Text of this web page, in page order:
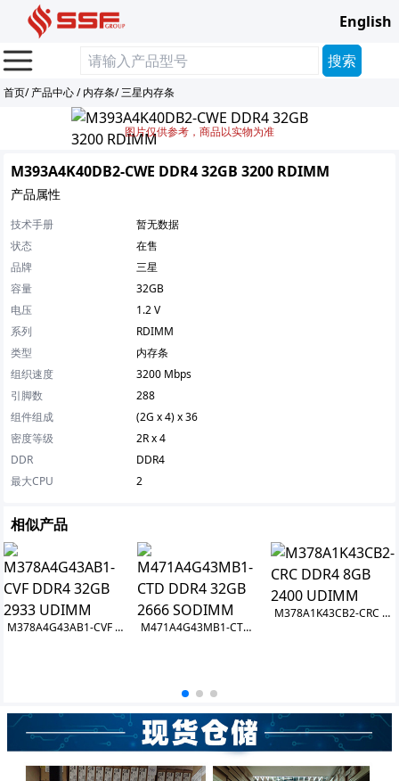
English
首页/产品中心/内存条/三星内存条
图片仅供参考，商品以实物为准
M393A4K40DB2-CWE DDR4 32GB 3200 RDIMM
产品属性
技术手册
暂无数据
状态
在售
品牌
三星
容量
32GB
电压
1.2 V
系列
RDIMM
类型
内存条
组织速度
3200 Mbps
引脚数
288
组件组成
(2G x 4) x 36
密度等级
2R x 4
DDR
DDR4
最大CPU
2
相似产品
M378A4G43AB1-CVF DDR4 32GB 2933 UDIMM M471A4G43MB1-CTD DDR4 32GB 2666 SODIMM
M378A1K43CB2-CRC DDR4 8GB 2400 UDIMM